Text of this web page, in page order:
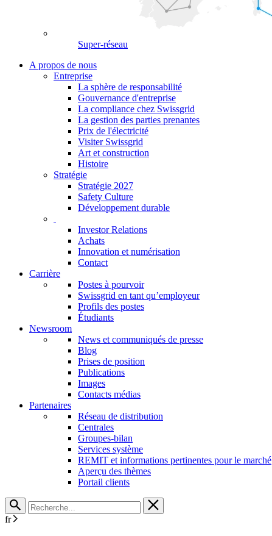
Super-réseau
A propos de nous
Entreprise
La sphère de responsabilité
Gouvernance d'entreprise
La compliance chez Swissgrid
La gestion des parties prenantes
Prix de l'électricité
Visiter Swissgrid
Art et construction
Histoire
Stratégie
Stratégie 2027
Safety Culture
Développement durable
Investor Relations
Achats
Innovation et numérisation
Contact
Carrière
Postes à pourvoir
Swissgrid en tant qu’employeur
Profils des postes
Étudiants
Newsroom
News et communiqués de presse
Blog
Prises de position
Publications
Images
Contacts médias
Partenaires
Réseau de distribution
Centrales
Groupes-bilan
Services système
REMIT et informations pertinentes pour le marché
Aperçu des thèmes
Portail clients
fr